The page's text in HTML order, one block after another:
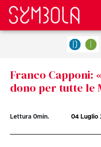
Franco Capponi:
dono per tutte le
Lettura 0min. 04 Luglio